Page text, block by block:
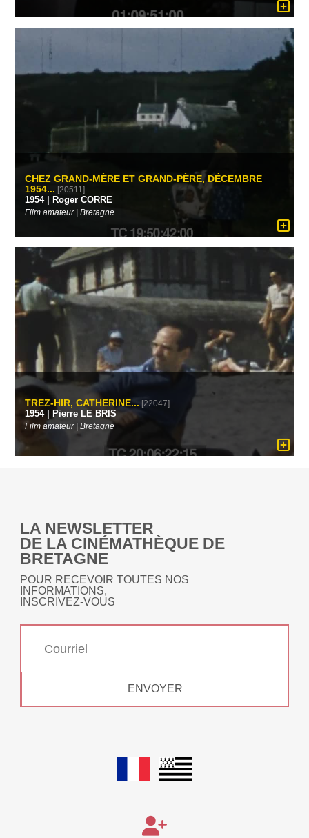
CHEZ GRAND-MÈRE ET GRAND-PÈRE, DÉCEMBRE
1954... [20511]
1954 | Roger CORRE
Film amateur | Bretagne
TREZ-HIR, CATHERINE... [22047]
1954 | Pierre LE BRIS
Film amateur | Bretagne
LA NEWSLETTER
DE LA CINÉMATHÈQUE DE
BRETAGNE
POUR RECEVOIR TOUTES NOS
INFORMATIONS,
INSCRIVEZ-VOUS
ENVOYER